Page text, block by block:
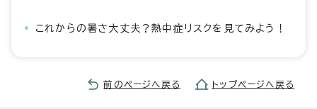
これからの暑さ大丈夫？熱中症リスクを見てみよう！
前のページへ戻る トップページへ戻る